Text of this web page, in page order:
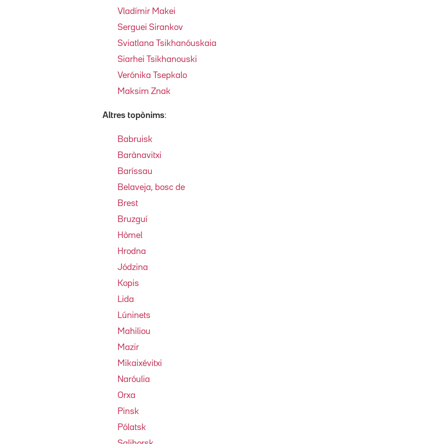
Vladímir Makei
Serguei Sirankov
Sviatlana Tsikhanóuskaia
Siarhei Tsikhanouski
Verónika Tsepkalo
Maksim Znak
Altres topònims:
Babruisk
Barànavitxi
Baríssau
Belaveja, bosc de
Brest
Bruzguí
Hòmel
Hrodna
Jódzina
Kopis
Lida
Lúninets
Mahiliou
Mazir
Mikaixévitxi
Naróulia
Orxa
Pinsk
Pólatsk